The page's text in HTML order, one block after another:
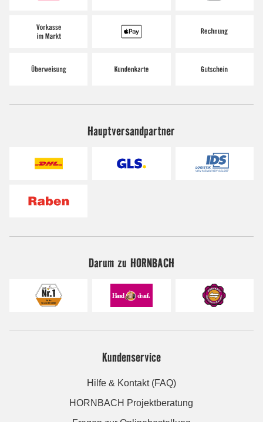
Hauptversandpartner
Darum zu HORNBACH
Kundenservice
Hilfe & Kontakt (FAQ)
HORNBACH Projektberatung